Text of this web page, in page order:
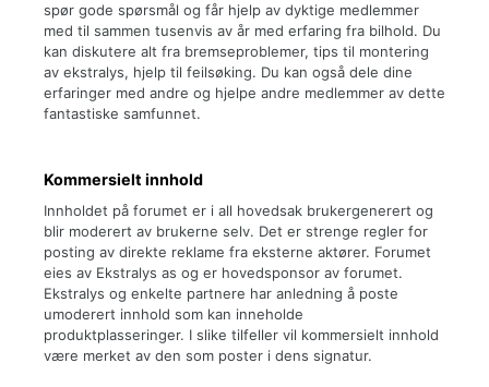
spør gode spørsmål og får hjelp av dyktige medlemmer
med til sammen tusenvis av år med erfaring fra bilhold. Du
kan diskutere alt fra bremseproblemer, tips til montering
av ekstralys, hjelp til feilsøking. Du kan også dele dine
erfaringer med andre og hjelpe andre medlemmer av dette
fantastiske samfunnet.
Kommersielt innhold
Innholdet på forumet er i all hovedsak brukergenerert og
blir moderert av brukerne selv. Det er strenge regler for
posting av direkte reklame fra eksterne aktører. Forumet
eies av Ekstralys as og er hovedsponsor av forumet.
Ekstralys og enkelte partnere har anledning å poste
umoderert innhold som kan inneholde
produktplasseringer. I slike tilfeller vil kommersielt innhold
være merket av den som poster i dens signatur.